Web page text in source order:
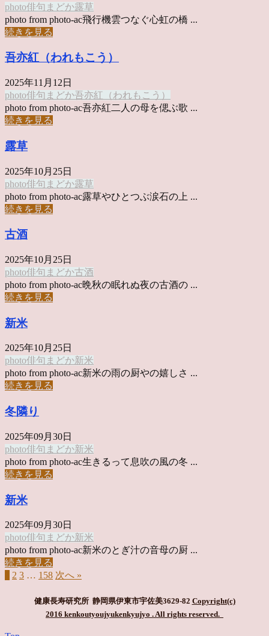
photo俳句 まどか露草
photo from photo-ac飛行機雲つなぐ心虹の橋 ...
続きを見る
吾亦紅（われもこう）
2025年11月12日
photo俳句 まどか吾亦紅（われもこう）
photo from photo-ac吾亦紅二人の母を偲ぶ歌 ...
続きを見る
露草
2025年10月25日
photo俳句 まどか露草
photo from photo-ac露草やひとつぶ涙石の上 ...
続きを見る
古酒
2025年10月25日
photo俳句 まどか古酒
photo from photo-ac晩秋の眠れぬ夜の古酒の ...
続きを見る
新米
2025年10月25日
photo俳句 まどか新米
photo from photo-ac新米の雨の厨やの嬉しさ ...
続きを見る
冬隣り
2025年09月30日
photo俳句 まどか新米
photo from photo-ac生きるって息吹の風の冬 ...
続きを見る
新米
2025年09月30日
photo俳句 まどか新米
photo from photo-ac新米のとぎ汁の音母の厨 ...
続きを見る
2 3 … 158 次へ »
健康長寿研究所 静岡県伊東市宇佐美3629-82 Copyright(c)
2016 kenkoutyoujyukenkyujyo . All rights reserved.